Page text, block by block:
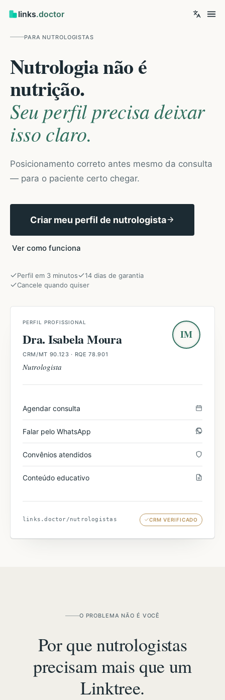
links.doctor
PARA NUTROLOGISTAS
Nutrologia não é
nutrição.
Seu perfil precisa deixar
isso claro.
Posicionamento correto antes mesmo da consulta
— para o paciente certo chegar.
Criar meu perfil de nutrologista
Ver como funciona
Perfil em 3 minutos
14 dias de garantia
Cancele quando quiser
PERFIL PROFISSIONAL
Dra. Isabela Moura
CRM/MT 90.123 · RQE 78.901
Nutrologista
IM
Agendar consulta
Falar pelo WhatsApp
Convênios atendidos
Conteúdo educativo
links.doctor/nutrologistas CRM VERIFICADO
O PROBLEMA NÃO É VOCÊ
Por que nutrologistas
precisam mais que um
Linktree.